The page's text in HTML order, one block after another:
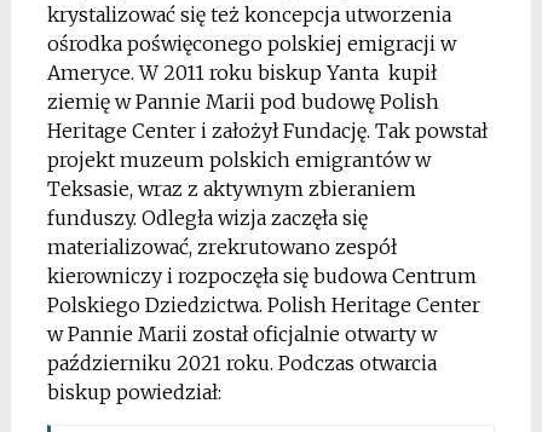
krystalizować się też koncepcja utworzenia
ośrodka poświęconego polskiej emigracji w
Ameryce. W 2011 roku biskup Yanta kupił
ziemię w Pannie Marii pod budowę Polish
Heritage Center i założył Fundację. Tak powstał
projekt muzeum polskich emigrantów w
Teksasie, wraz z aktywnym zbieraniem
funduszy. Odległa wizja zaczęła się
materializować, zrekrutowano zespół
kierowniczy i rozpoczęła się budowa Centrum
Polskiego Dziedzictwa. Polish Heritage Center
w Pannie Marii został oficjalnie otwarty w
październiku 2021 roku. Podczas otwarcia
biskup powiedział: